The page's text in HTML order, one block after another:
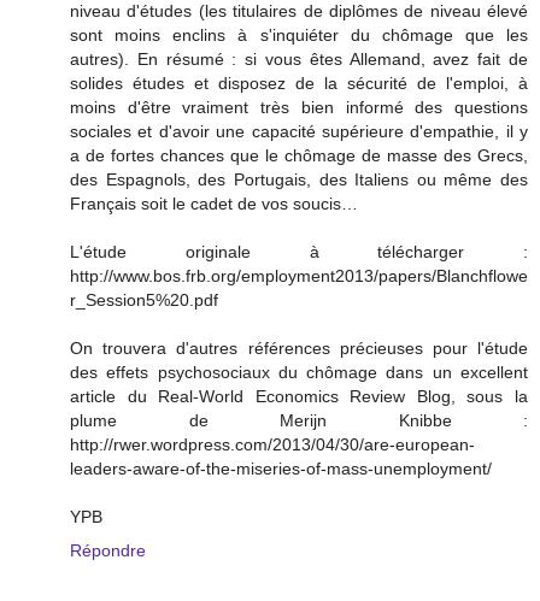
niveau d'études (les titulaires de diplômes de niveau élevé
sont moins enclins à s'inquiéter du chômage que les
autres). En résumé : si vous êtes Allemand, avez fait de
solides études et disposez de la sécurité de l'emploi, à
moins d'être vraiment très bien informé des questions
sociales et d'avoir une capacité supérieure d'empathie, il y
a de fortes chances que le chômage de masse des Grecs,
des Espagnols, des Portugais, des Italiens ou même des
Français soit le cadet de vos soucis…
L'étude originale à télécharger :
http://www.bos.frb.org/employment2013/papers/Blanchflowe
r_Session5%20.pdf
On trouvera d'autres références précieuses pour l'étude
des effets psychosociaux du chômage dans un excellent
article du Real-World Economics Review Blog, sous la
plume de Merijn Knibbe :
http://rwer.wordpress.com/2013/04/30/are-european-
leaders-aware-of-the-miseries-of-mass-unemployment/
YPB
Répondre